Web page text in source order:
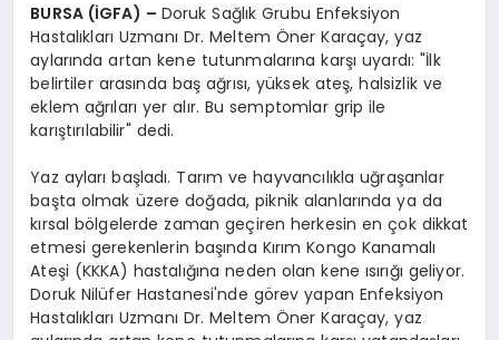
BURSA (İGFA) – Doruk Sağlık Grubu Enfeksiyon
Hastalıkları Uzmanı Dr. Meltem Öner Karaçay, yaz
aylarında artan kene tutunmalarına karşı uyardı: "İlk
belirtiler arasında baş ağrısı, yüksek ateş, halsizlik ve
eklem ağrıları yer alır. Bu semptomlar grip ile
karıştırılabilir" dedi.
Yaz ayları başladı. Tarım ve hayvancılıkla uğraşanlar
başta olmak üzere doğada, piknik alanlarında ya da
kırsal bölgelerde zaman geçiren herkesin en çok dikkat
etmesi gerekenlerin başında Kırım Kongo Kanamalı
Ateşi (KKKA) hastalığına neden olan kene ısırığı geliyor.
Doruk Nilüfer Hastanesi'nde görev yapan Enfeksiyon
Hastalıkları Uzmanı Dr. Meltem Öner Karaçay, yaz